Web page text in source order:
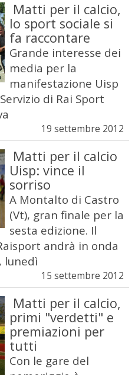
Matti per il calcio,
lo sport sociale si
fa raccontare
Grande interesse dei
media per la
manifestazione Uisp
di Rai Sport
19 settembre 2012
Matti per il calcio
Uisp: vince il
sorriso
A Montalto di Castro
(Vt), gran finale per la
sesta edizione. Il
andrà in onda
lunedì
15 settembre 2012
Matti per il calcio,
primi "verdetti" e
premiazioni per
tutti
Con le gare del